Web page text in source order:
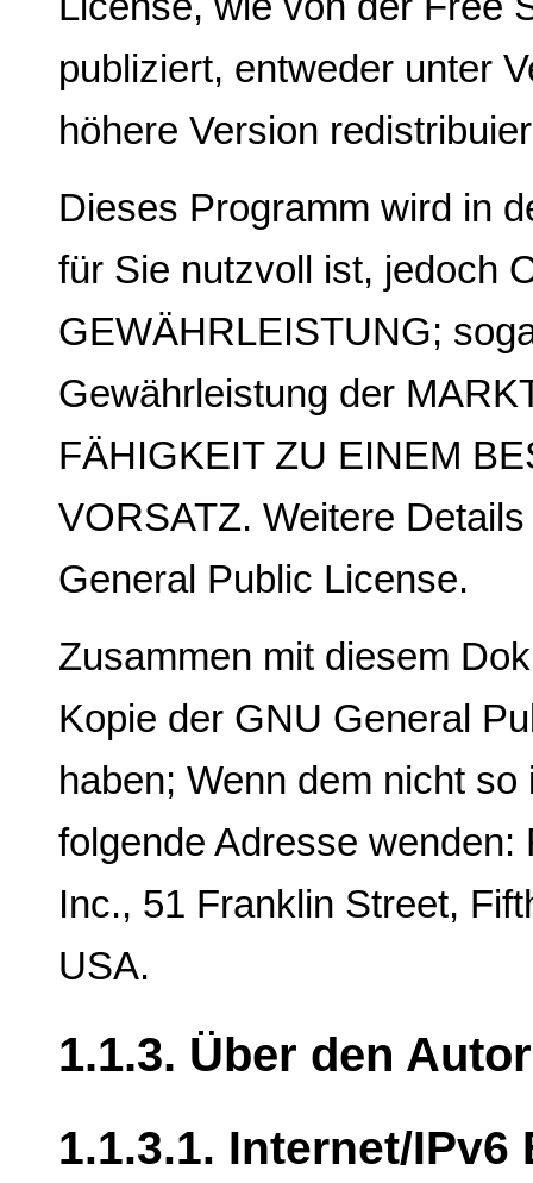
publiziert, entweder unter
höhere Version
Dieses Programm wird in
für Sie nutzvoll ist, jedoch
GEWÄHRLEISTUNG;
Gewährleistung der
FÄHIGKEIT ZU EINEM
VORSATZ. Weitere
General Public License.
Zusammen mit diesem
Kopie der GNU General
haben; Wenn dem nicht
folgende Adresse
Inc., 51 Franklin Street,
USA.
1.1.3. Über den Autor
1.1.3.1. Internet/